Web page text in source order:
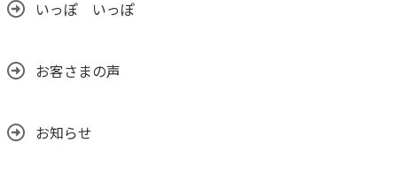
いっぽ いっぽ
お客さまの声
お知らせ